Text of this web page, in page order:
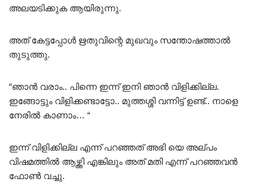
അലയടിക്കുക ആയിരുന്നു.
അത് കേട്ടപ്പോൾ ഋതുവിന്റെ മുഖവും സന്തോഷത്താൽ
തുടുത്തു.
“ഞാൻ വരാം.. പിന്നെ ഇന്ന് ഇനി ഞാൻ വിളിക്കില്ല.
ഇങ്ങോട്ടും വിളിക്കണ്ടാട്ടോ.. മുത്തശ്ശി വന്നിട്ട് ഉണ്ട്.. നാളെ
നേരിൽ കാണാം… “
ഇന്ന് വിളിക്കില്ല എന്ന് പറഞ്ഞത് അഭി യെ അല്പം
വിഷമത്തിൽ ആഴ്ത്തി എങ്കിലും അത് മതി എന്ന് പറഞ്ഞവൻ
ഫോൺ വച്ചു.